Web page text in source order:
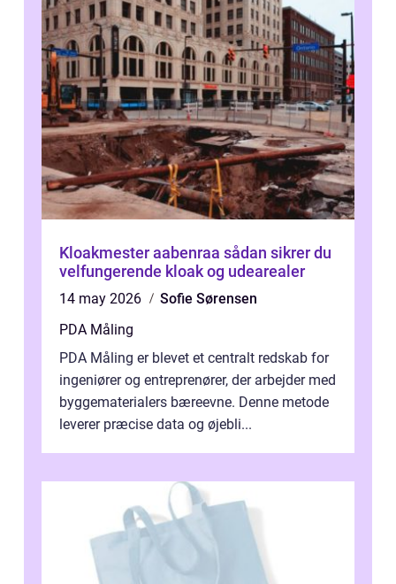
Kloakmester aabenraa sådan sikrer du
velfungerende kloak og udearealer
14 may 2026
Sofie Sørensen
PDA Måling
PDA Måling er blevet et centralt redskab for
ingeniører og entreprenører, der arbejder med
byggematerialers bæreevne. Denne metode
leverer præcise data og øjebli...